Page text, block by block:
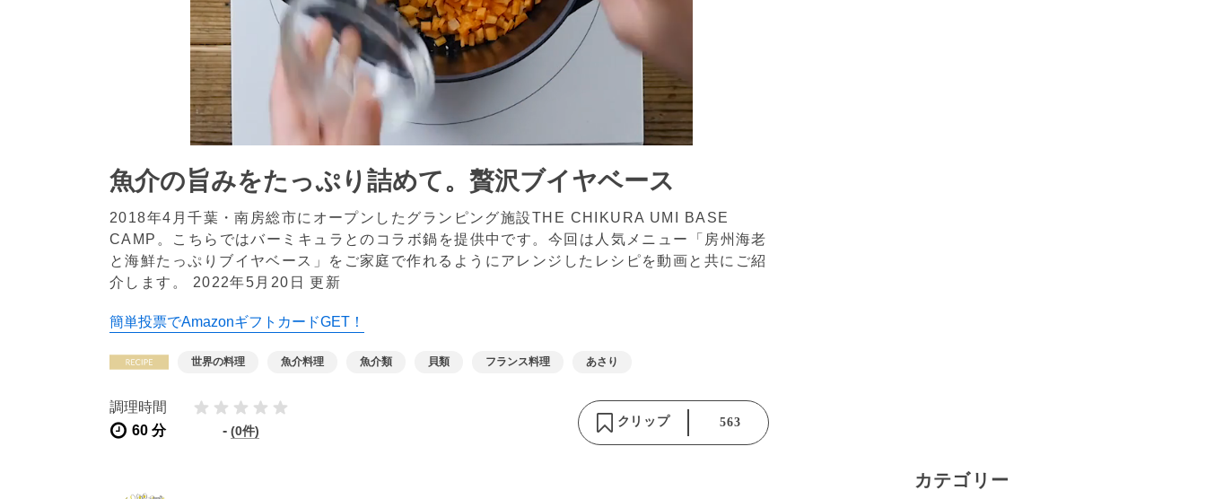
魚介の旨みをたっぷり詰めて。贅沢ブイヤベース
2018年4月千葉・南房総市にオープンしたグランピング施設THE CHIKURA UMI BASE
CAMP。こちらではバーミキュラとのコラボ鍋を提供中です。今回は人気メニュー「房州海老
と海鮮たっぷりブイヤベース」をご家庭で作れるようにアレンジしたレシピを動画と共にご紹
介します。 2022年5月20日 更新
簡単投票でAmazonギフトカードGET！
世界の料理 魚介料理 魚介類 貝類 フランス料理 あさり
調理時間
60 分
- (0件)
クリップ 563
カテゴリー